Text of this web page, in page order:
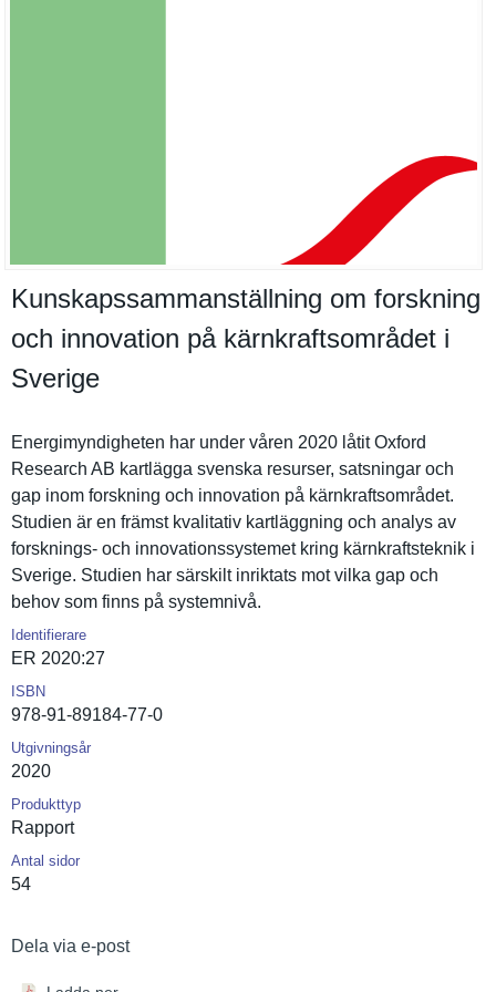
Kunskapssammanställning om forskning
och innovation på kärnkraftsområdet i
Sverige
Energimynd­igheten har under våren 2020 låtit Oxford
Research AB kartlägga svenska resurser, satsningar och
gap inom forskning och innovation på kärnkrafts­området.
Studien är en främst kvalitativ kartläggni­ng och analys av
forsknings- och innovation­ssystemet kring kärnkrafts­teknik i
Sverige. Studien har särskilt inriktats mot vilka gap och
behov som finns på systemnivå.
Identifierare
ER 2020:27
ISBN
978-91-89184-77-0
Utgivningsår
2020
Produkttyp
Rapport
Antal sidor
54
Dela via e-post